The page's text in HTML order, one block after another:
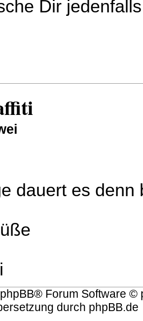
Dir
dauert es
phpBB® Forum Software ©
durch phpBB.de